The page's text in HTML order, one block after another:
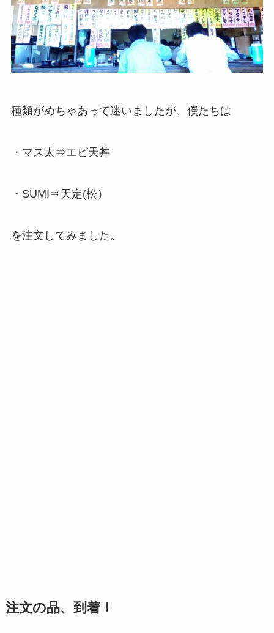
種類がめちゃあって迷いましたが、僕たちは
・マス太⇒エビ天丼
・SUMI⇒天定(松）
を注文してみました。
注文の品、到着！